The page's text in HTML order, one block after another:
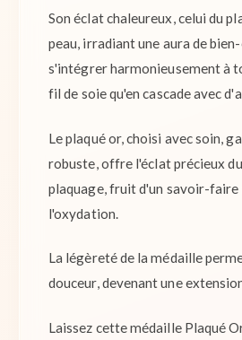
Son éclat chaleureux, celui du
peau, irradiant une aura de
s'intégrer harmonieusement à
fil de soie qu'en cascade avec
Le plaqué or, choisi avec soin,
robuste, offre l'éclat précieux
plaquage, fruit d'un savoir-
l'oxydation.
La légèreté de la médaille
douceur, devenant une
Laissez cette médaille Plaqué